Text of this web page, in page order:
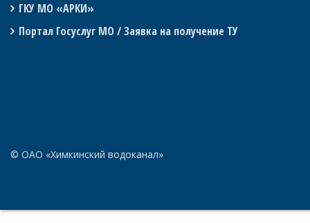
ГКУ МО «АРКИ»
Портал Госуслуг МО / Заявка на получение ТУ
© ОАО «Химкинский водоканал»